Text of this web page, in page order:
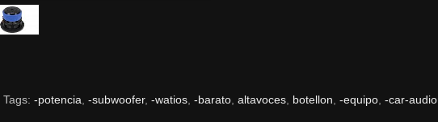
Tags: -potencia -subwoofer -watios -barato altavoces botellon -equipo -car-audio